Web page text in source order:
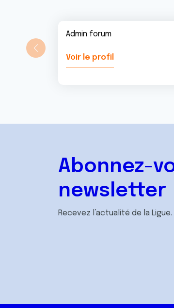
Admin forum
Voir le profil
Abonnez-
newsletter
Recevez l’actualité de la Ligue.